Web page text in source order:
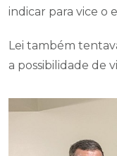
indicar para vice o
Lei também
a possibilidade de